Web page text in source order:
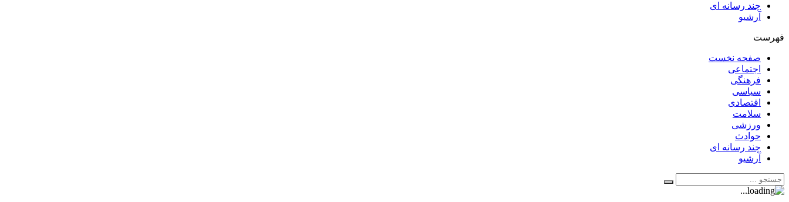
چند رسانه ای
آرشیو
فهرست
صفحه نخست
اجتماعی
فرهنگی
سیاسی
اقتصادی
سلامت
ورزشی
حوادث
چند رسانه ای
آرشیو